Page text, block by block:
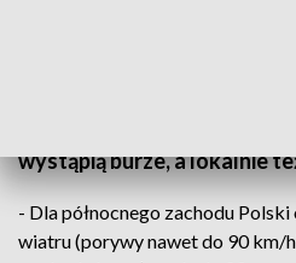
wystąpią burze, a lokalnie
- Dla północnego zachodu
wiatru (porywy nawet do 90 km/